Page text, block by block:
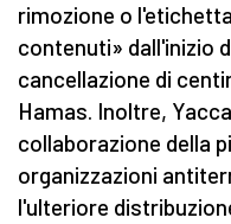
rimozione o
contenuti» dall'inizio
cancellazione di
Hamas. Inoltre,
collaborazione della
organizzazioni
l'ulteriore